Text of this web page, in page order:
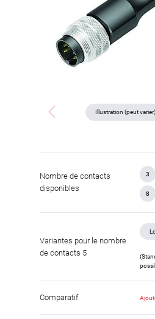
Nombre de contacts
disponibles
3
8
Variantes pour le nombre
de contacts 5
Comparatif